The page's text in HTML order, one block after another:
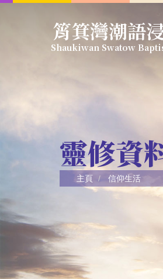
筲箕灣潮語
Shaukiwan Swatow
靈修資
主頁 信仰生活